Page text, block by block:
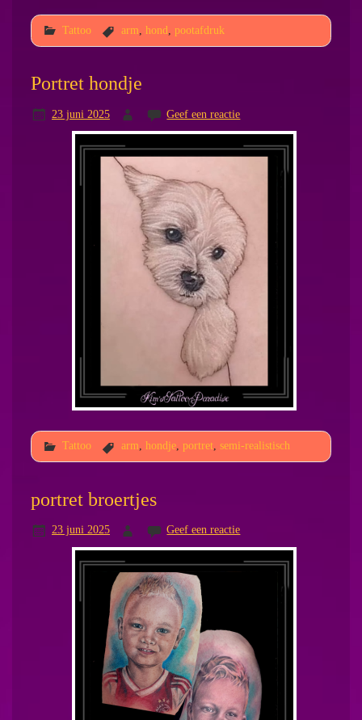
Tattoo arm hond pootafdruk
Portret hondje
23 juni 2025 Geef een reactie
Tattoo arm hondje, portret, semi-realistisch
portret broertjes
23 juni 2025 Geef een reactie